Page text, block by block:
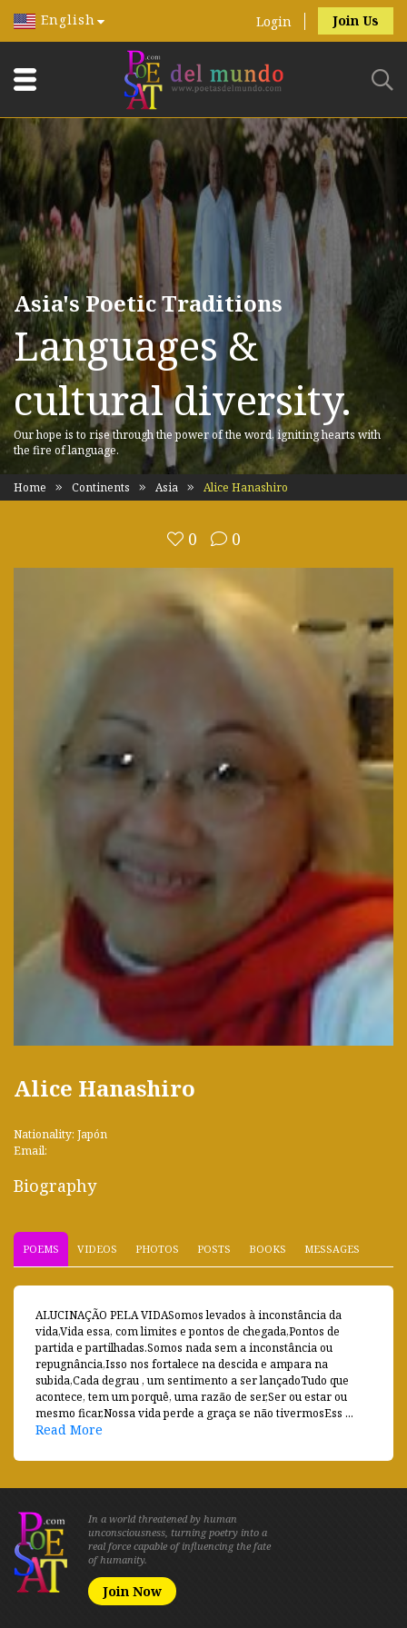
English Login Join Us
Asia's Poetic Traditions
Languages &
cultural diversity.
Our hope is to rise through the power of the word, igniting hearts with
the fire of language.
Home Continents Asia Alice Hanashiro
0 0
Alice Hanashiro
Nationality: Japón
Email:
Biography
POEMS VIDEOS PHOTOS POSTS BOOKS MESSAGES
ALUCINAÇÃO PELA VIDASomos levados à inconstância da
vida,Vida essa, com limites e pontos de chegada,Pontos de
partida e partilhadas.Somos nada sem a inconstância ou
repugnância,Isso nos fortalece na descida e ampara na
subida,Cada degrau , um sentimento a ser lançadoTudo que
acontece, tem um porquê, uma razão de ser,Ser ou estar ou
mesmo ficar,Nossa vida perde a graça se não tivermosEss ...
Read More
In a world threatened by human
unconsciousness, turning poetry into a
real force capable of influencing the fate
of humanity.
Join Now